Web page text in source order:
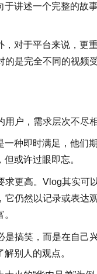
于讲述一个完整的故
，对于平台来说，更
的是完全不同的视频
户，需求层次不尽相
一种即时满足，他们
或许过眼即忘。
求更高。Vlog其实可
它仍然以记录或表达
是搞笑，而是在自己
别人的观点。